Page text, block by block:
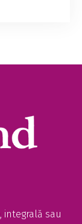
integrală sau